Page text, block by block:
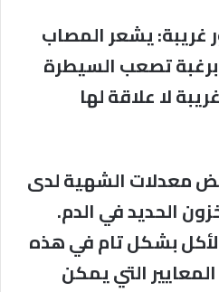
غريبة: يشعر المصاب
تصعب السيطرة
لا علاقة لها
معدلات الشهية لدى
الحديد في الدم.
بشكل تام في هذه
التي يمكن